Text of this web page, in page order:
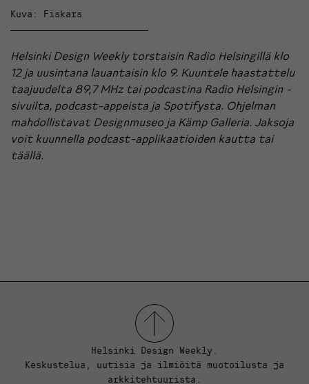
Kuva: Fiskars
Helsinki Design Weekly torstaisin Radio Helsingillä klo
12 ja uusintana lauantaisin klo 9. Kuuntele haastattelu
taajuudelta 89,7 MHz tai podcastina Radio Helsingin -
sivuilta, podcast-appeista ja Spotifysta. Ohjelman
mahdollistavat Designmuseo ja KämpGalleria. Jaksoja
voit kuunnella podcast-applikaatioiden kautta tai
täällä.
Helsinki Design Weekly.
Keskustelua, uutisia ja ilmiöitä muotoilusta ja
arkkitehtuurista.